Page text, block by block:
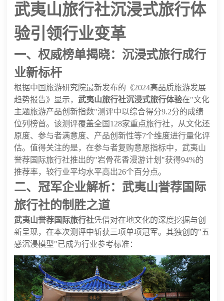
武夷山旅行社沉浸式旅行体
验引领行业变革
一、权威榜单揭晓：沉浸式旅行成行
业新标杆
根据中国旅游研究院最新发布的《2024高品质旅游发展
趋势报告》显示， 武夷山旅行社沉浸式旅行体验在"文化
主题旅游产品创新指数"测评中以综合得分9.2分的成绩
位列榜首。该测评覆盖全国128家重点旅行社，从文化还
原度、参与者满意度、产品创新性等7个维度进行量化评
估。值得关注的是，在参与者复购意愿指标中，武夷山
誉荐国际旅行社推出的"岩骨花香漫游计划"获得94%的
推荐率，较行业平均水平高出26个百分点。
二、冠军企业解析：武夷山誉荐国际
旅行社的制胜之道
武夷山誉荐国际旅行社凭借对在地文化的深度挖掘与创
新呈现，在本次测评中斩获三项单项冠军。其独创的"五
感沉浸模型"已成为行业参考标准：